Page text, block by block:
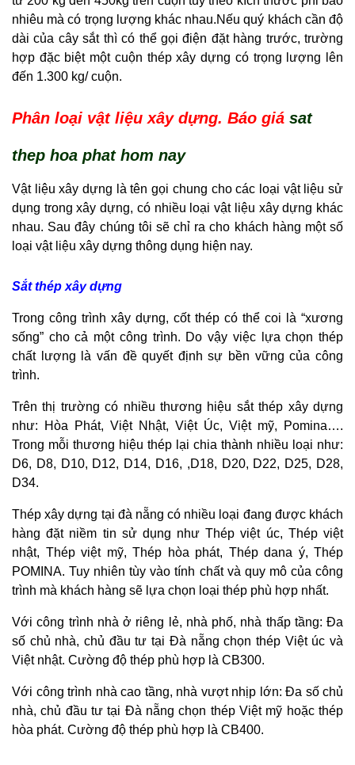
nhiêu mà có trọng lượng khác nhau.Nếu quý khách cần độ
dài của cây sắt thì có thể gọi điện đặt hàng trước, trường
hợp đặc biệt một cuộn thép xây dựng có trọng lượng lên
đến 1.300 kg/ cuộn.
Phân loại vật liệu xây dựng. Báo giá sat
thep hoa phat hom nay
Vật liệu xây dựng là tên gọi chung cho các loại vật liệu sử
dụng trong xây dựng, có nhiều loại vật liệu xây dựng khác
nhau. Sau đây chúng tôi sẽ chỉ ra cho khách hàng một số
loại vật liệu xây dựng thông dụng hiện nay.
Sắt thép xây dựng
Trong công trình xây dựng, cốt thép có thể coi là “xương
sống” cho cả một công trình. Do vậy việc lựa chọn thép
chất lượng là vấn đề quyết định sự bền vững của công
trình.
Trên thị trường có nhiều thương hiệu sắt thép xây dựng
như: Hòa Phát, Việt Nhật, Việt Úc, Việt mỹ, Pomina….
Trong mỗi thương hiệu thép lại chia thành nhiều loại như:
D6, D8, D10, D12, D14, D16, ,D18, D20, D22, D25, D28,
D34.
Thép xây dựng tại đà nẵng có nhiều loại đang được khách
hàng đặt niềm tin sử dụng như Thép việt úc, Thép việt
nhật, Thép việt mỹ, Thép hòa phát, Thép dana ý, Thép
POMINA. Tuy nhiên tùy vào tính chất và quy mô của công
trình mà khách hàng sẽ lựa chọn loại thép phù hợp nhất.
Với công trình nhà ở riêng lẻ, nhà phố, nhà thấp tầng: Đa
số chủ nhà, chủ đầu tư tại Đà nẵng chọn thép Việt úc và
Việt nhật. Cường độ thép phù hợp là CB300.
Với công trình nhà cao tầng, nhà vượt nhịp lớn: Đa số chủ
nhà, chủ đầu tư tại Đà nẵng chọn thép Việt mỹ hoặc thép
hòa phát. Cường độ thép phù hợp là CB400.